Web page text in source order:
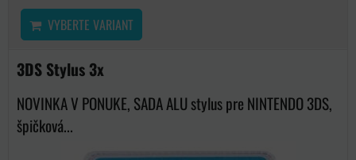
VYBERTE VARIANT
3DS Stylus 3x
NOVINKA V PONUKE, SADA ALU stylus pre NINTENDO 3DS,
špičková...